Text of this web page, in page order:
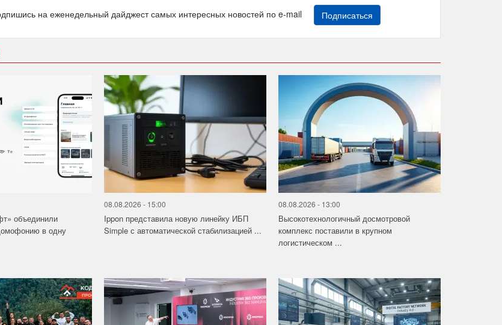
на еженедельный дайджест самых интересных новостей по e-mail Подписаться
объединили
в одну
08.08.2026 - 15:00
Ippon представила новую линейку ИБП
Simple с автоматической стабилизацией ...
08.08.2026 - 13:00
Высокотехнологичный досмотровой
комплекс поставили в крупном
логистическом ...